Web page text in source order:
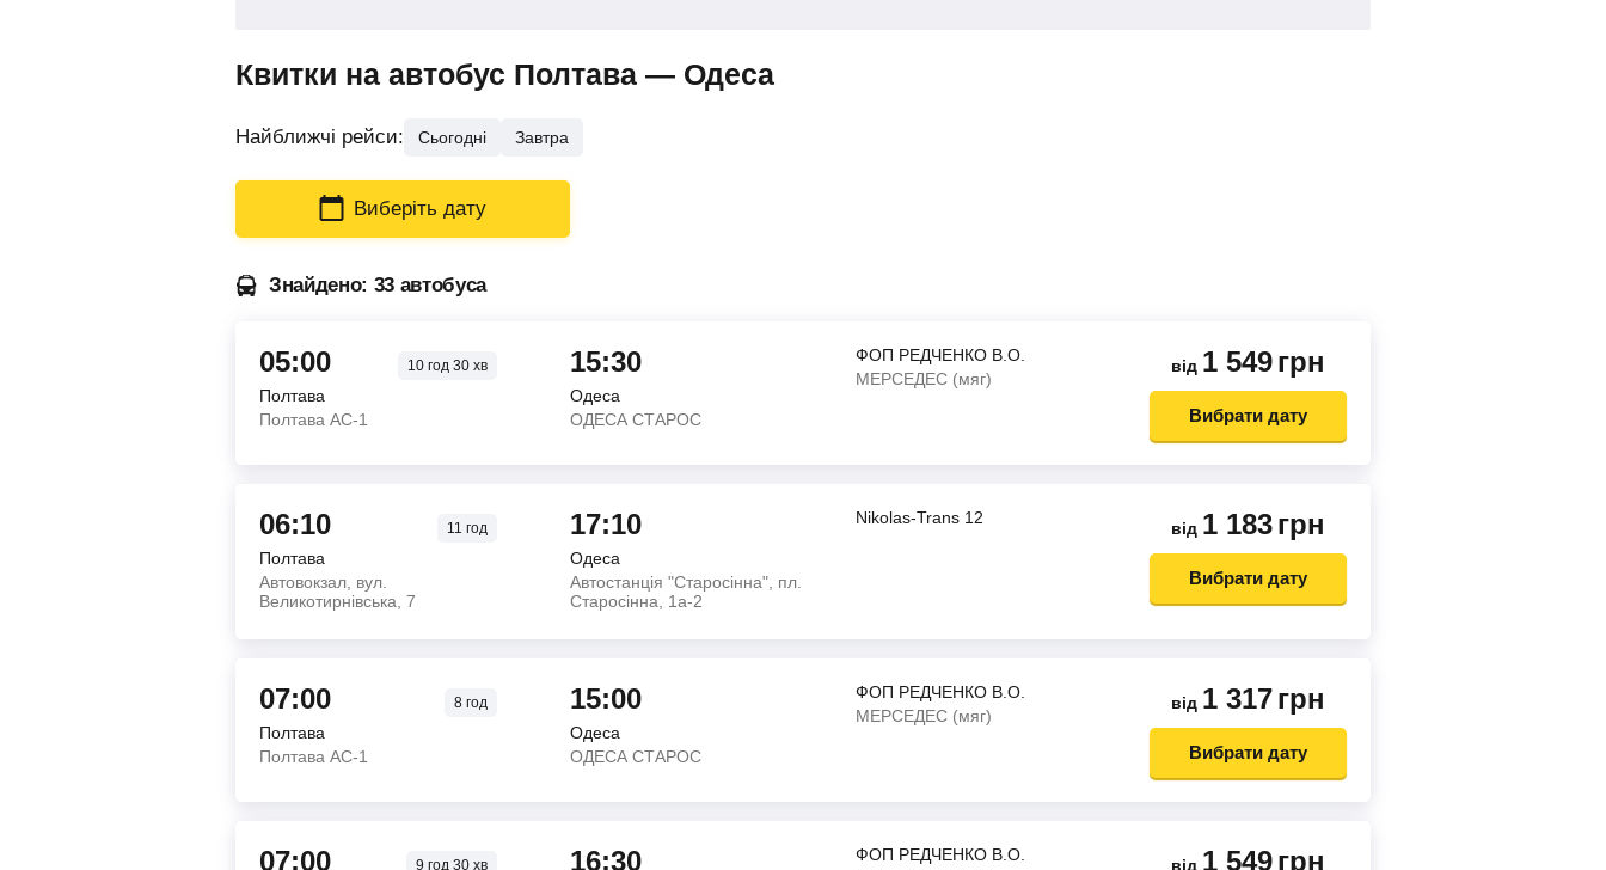
Квитки на автобус Полтава — Одеса
Найближчі рейси: Сьогодні Завтра
Виберіть дату
Знайдено: 33 автобуса
05:00 10 год30 хв
Полтава
Полтава АС-1
15:30
Одеса
ОДЕСА СТАРОС
ФОП РЕДЧЕНКО В.О.
МЕРСЕДЕС (мяг)
від 1 549грн
Вибрати дату
06:10 11 год
Полтава
Автовокзал, вул.
Великотирнівська, 7
17:10
Одеса
Автостанція "Старосінна", пл.
Старосінна, 1а-2
Nikolas-Trans 12
від 1 183грн
Вибрати дату
07:00 8 год
Полтава
Полтава АС-1
15:00
Одеса
ОДЕСА СТАРОС
ФОП РЕДЧЕНКО В.О.
МЕРСЕДЕС (мяг)
від 1 317грн
Вибрати дату
07:00 9 год30 хв 16:30
ФОП РЕДЧЕНКО В.О.
від 1 549грн